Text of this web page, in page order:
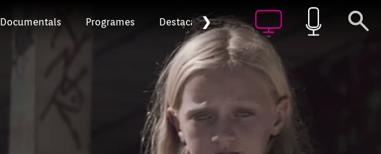
Documentals Programes Destacat Arxiu
❯